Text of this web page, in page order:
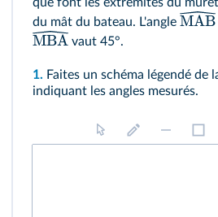
du mât du bateau. L'angle MAB
MBA vaut 45°.
1. Faites un schéma légendé de
indiquant les angles mesurés.